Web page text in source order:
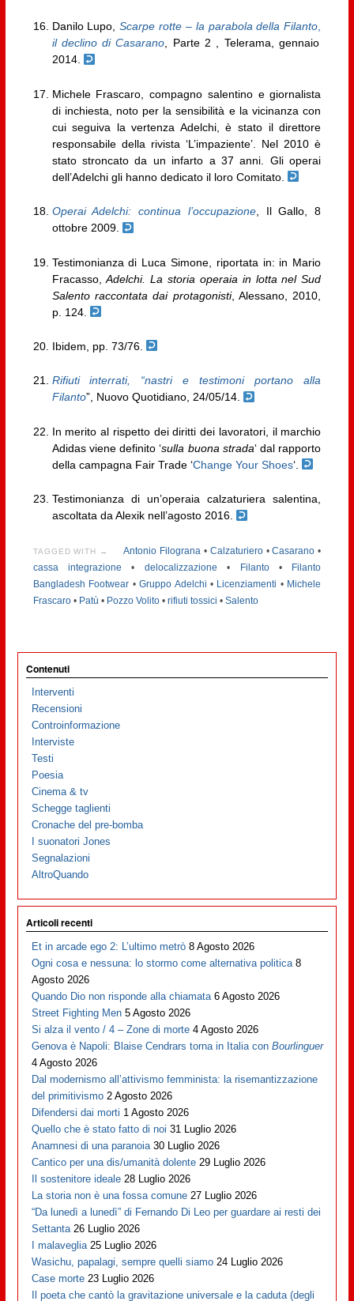
Danilo Lupo,Scarpe rotte – la parabola della Filanto,
il declino di Casarano, Parte 2 , Telerama, gennaio
2014.
Michele Frascaro, compagno salentino e giornalista
di inchiesta, noto per la sensibilità e la vicinanza con
cui seguiva la vertenza Adelchi, è stato il direttore
responsabile della rivista ‘L’impaziente’. Nel 2010 è
stato stroncato da un infarto a 37 anni. Gli operai
dell’Adelchi gli hanno dedicato il loro Comitato.
Operai Adelchi: continua l’occupazione, Il Gallo, 8
ottobre 2009.
Testimonianza di Luca Simone, riportata in: in Mario
Fracasso,Adelchi. La storia operaia in lotta nel Sud
Salento raccontata dai protagonisti, Alessano, 2010,
p. 124.
Ibidem, pp. 73/76.
Rifiuti interrati, “nastri e testimoni portano alla
Filanto”, Nuovo Quotidiano, 24/05/14.
In merito al rispetto dei diritti dei lavoratori, il marchio
Adidas viene definito ‘sulla buona strada‘ dal rapporto
della campagna Fair Trade ‘Change Your Shoes‘.
Testimonianza di un’operaia calzaturiera salentina,
ascoltata da Alexik nell’agosto 2016.
TAGGED WITH → Antonio Filograna• Calzaturiero•Casarano •
cassa integrazione • delocalizzazione • Filanto•
Filanto
Bangladesh Footwear •Gruppo Adelchi • Licenziamenti • Michele
Frascaro• Patù • Pozzo Volito• rifiuti tossici • Salento
Contenuti
Interventi
Recensioni
Controinformazione
Interviste
Testi
Poesia
Cinema & tv
Schegge taglienti
Cronache del pre-bomba
I suonatori Jones
Segnalazioni
AltroQuando
Articoli recenti
Et in arcade ego 2: L’ultimo metrò 8 Agosto 2026
Ogni cosa e nessuna: lo stormo come alternativa politica 8
Agosto 2026
Quando Dio non risponde alla chiamata 6 Agosto 2026
Street Fighting Men 5 Agosto 2026
Si alza il vento / 4 – Zone di morte 4 Agosto 2026
Genova è Napoli: Blaise Cendrars torna in Italia conBourlinguer
4 Agosto 2026
Dal modernismo all’attivismo femminista: la risemantizzazione
del primitivismo 2 Agosto 2026
Difendersi dai morti 1 Agosto 2026
Quello che è stato fatto di noi 31 Luglio 2026
Anamnesi di una paranoia 30 Luglio 2026
Cantico per una dis/umanità dolente 29 Luglio 2026
Il sostenitore ideale 28 Luglio 2026
La storia non è una fossa comune 27 Luglio 2026
“Da lunedì a lunedì” di Fernando Di Leo per guardare ai resti dei
Settanta 26 Luglio 2026
I malaveglia 25 Luglio 2026
Wasichu, papalagi, sempre quelli siamo 24 Luglio 2026
Case morte 23 Luglio 2026
Il poeta che cantò la gravitazione universale e la caduta (degli